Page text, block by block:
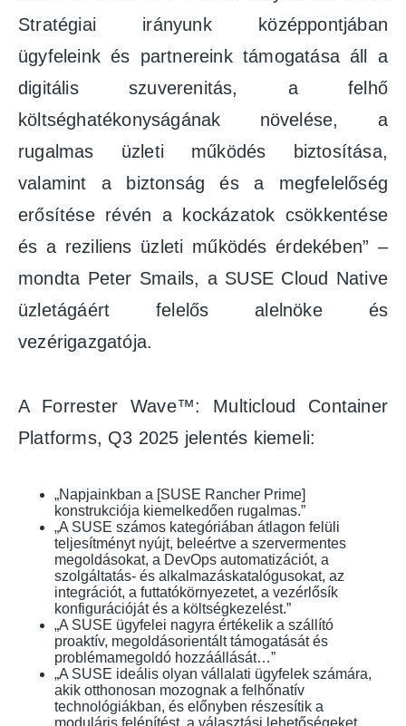
Stratégiai irányunk középpontjában
ügyfeleink és partnereink támogatása áll a
digitális szuverenitás, a felhő
költséghatékonyságának növelése, a
rugalmas üzleti működés biztosítása,
valamint a biztonság és a megfelelőség
erősítése révén a kockázatok csökkentése
és a reziliens üzleti működés érdekében” –
mondta Peter Smails, a SUSE Cloud Native
üzletágáért felelős alelnöke és
vezérigazgatója.
A Forrester Wave™: Multicloud Container
Platforms, Q3 2025 jelentés kiemeli:
„Napjainkban a [SUSE Rancher Prime]
konstrukciója kiemelkedően rugalmas.”
„A SUSE számos kategóriában átlagon felüli
teljesítményt nyújt, beleértve a szervermentes
megoldásokat, a DevOps automatizációt, a
szolgáltatás- és alkalmazáskatalógusokat, az
integrációt, a futtatókörnyezetet, a vezérlősík
konfigurációját és a költségkezelést.”
„A SUSE ügyfelei nagyra értékelik a szállító
proaktív, megoldásorientált támogatását és
problémamegoldó hozzáállását…”
„A SUSE ideális olyan vállalati ügyfelek számára,
akik otthonosan mozognak a felhőnatív
technológiákban, és előnyben részesítik a